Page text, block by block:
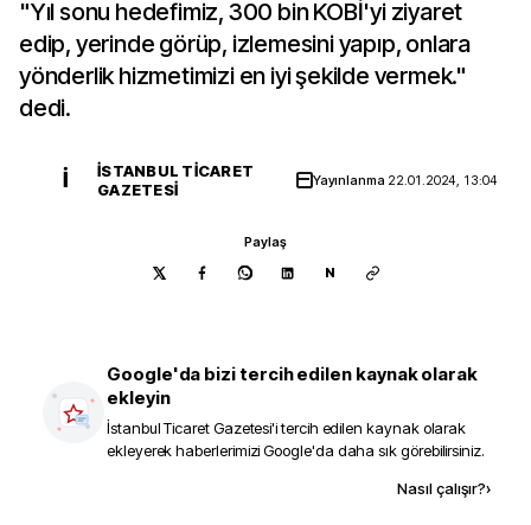
"Yıl sonu hedefimiz, 300 bin KOBİ'yi ziyaret
edip, yerinde görüp, izlemesini yapıp, onlara
yönderlik hizmetimizi en iyi şekilde vermek."
dedi.
İ
İSTANBUL TICARET
GAZETESI
Yayınlanma 22.01.2024, 13:04
Paylaş
N
Google'da bizi tercih edilen kaynak olarak
ekleyin
İstanbul Ticaret Gazetesi'i tercih edilen kaynak olarak
ekleyerek haberlerimizi Google'da daha sık görebilirsiniz.
Nasıl çalışır?›